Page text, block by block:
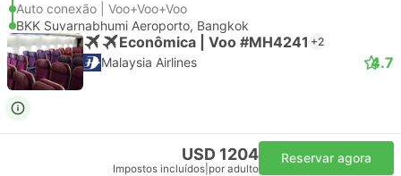
Auto conexão | Voo+Voo+Voo
BKK Suvarnabhumi Aeroporto, Bangkok
Econômica | Voo #MH4241 +2
Malaysia Airlines 4.7
USD 1204
Impostos incluídos por adulto
Reservar agora